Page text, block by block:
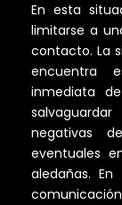
En esta
limitarse a
contacto. La
encuentra
inmediata
negativas
eventuales
aledañas.